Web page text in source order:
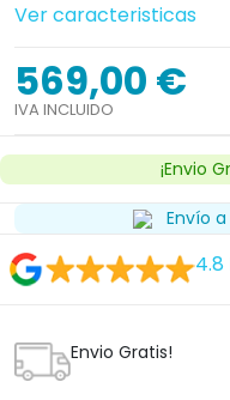
Ver caracteristicas
569,00 €
IVA INCLUIDO
¡Envio
Envío
4.8
Envio Gratis!